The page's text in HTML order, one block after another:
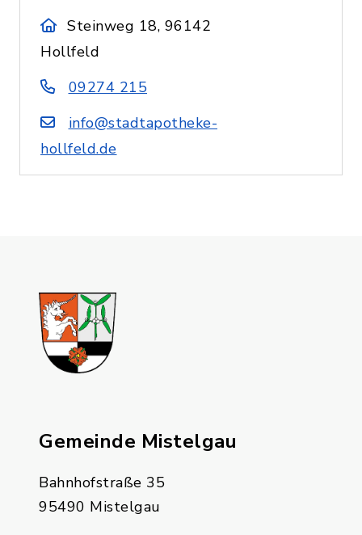
Steinweg 18, 96142
Hollfeld
09274 215
info@stadtapotheke-
hollfeld.de
Gemeinde Mistelgau
Bahnhofstraße 35
95490 Mistelgau